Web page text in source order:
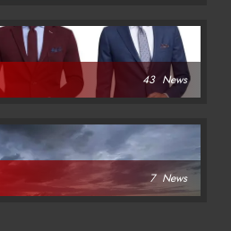
43 News
7 News